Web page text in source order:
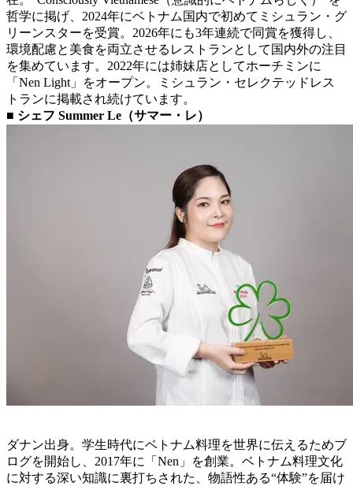
哲学に掲げ、2024年にベトナム国内で初めてミシュラン・グ
リーンスターを受賞。2026年にも3年連続で同賞を獲得し、
環境配慮と美食を両立させるレストランとして国内外の注目
を集めています。2022年には姉妹店としてホーチミンに
「Nen Light」をオープン。ミシュラン・セレクテッドレス
トランに掲載され続けています。
■ シェフ Summer Le（サマー・レ）
ダナン出身。学生時代にベトナム料理を世界に伝えるためブ
ログを開始し、2017年に「Nen」を創業。ベトナム料理文化
に対する深い知識に裏打ちされた、物語性ある“体験”を届け